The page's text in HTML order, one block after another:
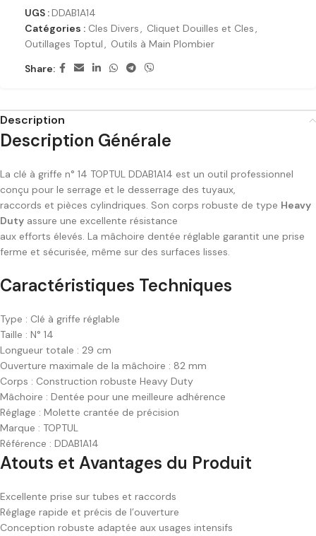
UGS :DDAB1A14
Catégories : Cles Divers, Cliquet Douilles et Cles,
Outillages Toptul, Outils à Main Plombier
Share:
Description
Description Générale
La clé à griffe n° 14 TOPTUL DDAB1A14 est un outil professionnel
conçu pour le serrage et le desserrage des tuyaux,
raccords et pièces cylindriques. Son corps robuste de type Heavy
Duty assure une excellente résistance
aux efforts élevés. La mâchoire dentée réglable garantit une prise
ferme et sécurisée, même sur des surfaces lisses.
Caractéristiques Techniques
Type : Clé à griffe réglable
Taille : N° 14
Longueur totale : 29 cm
Ouverture maximale de la mâchoire : 82 mm
Corps : Construction robuste Heavy Duty
Mâchoire : Dentée pour une meilleure adhérence
Réglage : Molette crantée de précision
Marque : TOPTUL
Référence : DDAB1A14
Atouts et Avantages du Produit
Excellente prise sur tubes et raccords
Réglage rapide et précis de l’ouverture
Conception robuste adaptée aux usages intensifs